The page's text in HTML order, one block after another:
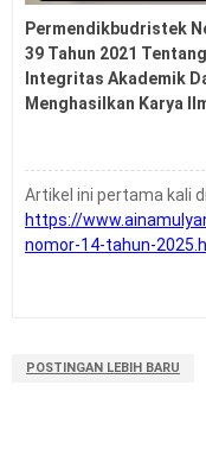
Permendikbudristek
39 Tahun 2021 Tentang
Integritas Akademik
Menghasilkan Karya
Artikel ini pertama kali
https://
nomor-14-tahun-
POSTINGAN LEBIH BARU